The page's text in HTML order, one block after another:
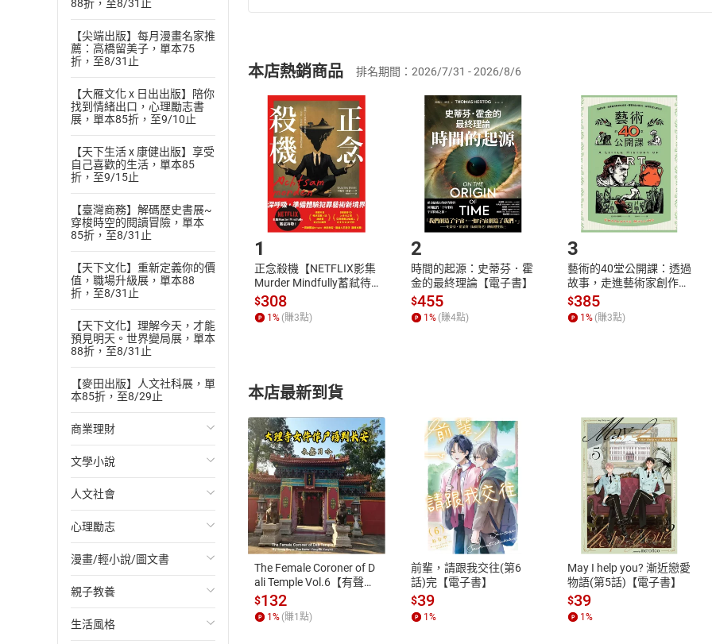
88折，至8/31止
【尖端出版】每月漫畫名家推
薦：高橋留美子，單本75
折，至8/31止
【大雁文化 x 日出出版】陪你
找到情緒出口，心理勵志書
展，單本85折，至9/10止
【天下生活 x 康健出版】享受
自己喜歡的生活，單本85
折，至9/15止
【臺灣商務】解碼歷史書展~
穿梭時空的閱讀冒險，單本
85折，至8/31止
【天下文化】重新定義你的價
值，職場升級展，單本88
折，至8/31止
【天下文化】理解今天，才能
預見明天。世界變局展，單本
88折，至8/31止
【麥田出版】人文社科展，單
本85折，至8/29止
商業理財
投資理財
經濟/趨勢
財務/金融
管理/領導
職場工作術
成功法
文學小說
歐美文學
日本文學
韓國文學
華文文學
經典文學
人文社會
國際關係
政治
社會科學
台灣/中國歷史
心理勵志
心靈成長/情緒
人際關係
兩性關係
漫畫/輕小說/圖文書
輕小說
奇幻/科幻
親子教養
教育現場
生活風格
(一)依消費者保護法第19條第1項後段暨通訊交易解除權合理例外情事適用
(二)消費者訂購本店鋪之商品即代表知悉本店鋪所銷售之商品為電子書，
且已下載/存取電子書，不得請求退貨退款。
退貨方式：您欲取消訂單或辦理退貨時，請登入樂天市場，並於「我的訂單
貨」，本店鋪將依您的申請進行審核，待審核通過後將為您辦理退款事宜。
請注意，樂天市場須以整筆訂單為單位進行取消/退貨，恕無法以單支商品取
挑選商品
Choose
放入購物車
Shopping cart
登入帳號
Login
購書後，如何開始使用？
Step1.選擇閱讀載具 Step2.登入
付款方式
ATM轉帳、信用卡、LINE PAY、AFTEE
退換貨規範
本店是否提供消費者保護法七日猶
之權利，遽消費者保護法及通訊交
除權合理例外情事適用準則，依商
質各有不同規定。詳細退換貨說明
照各商品說明。
本店熱銷商品 排名期間：2026/7/31 - 2026/8/6
1
正念殺機【NETFLIX影集
Murder Mindfully蓄弒待
發】【電子書】
$308
1 % (賺3點)
2
時間的起源：史蒂芬．霍
金的最終理論【電子書】
$455
1 % (賺4點)
3
藝術的40堂公開課：透過
故事，走進藝術家創作現
場，看藝術如何誕生、如
何形塑人類生活【電子
書】
$385
1 % (賺3點)
本店最新到貨
The Female Coroner of D
ali Temple Vol.6【有聲
書】
$132
1 % (賺1 點)
前輩，請跟我交往(第6
話)完【電子書】
$39
1 %
May I help you? 漸近戀愛
物語(第5話)【電子書】
$39
1 %